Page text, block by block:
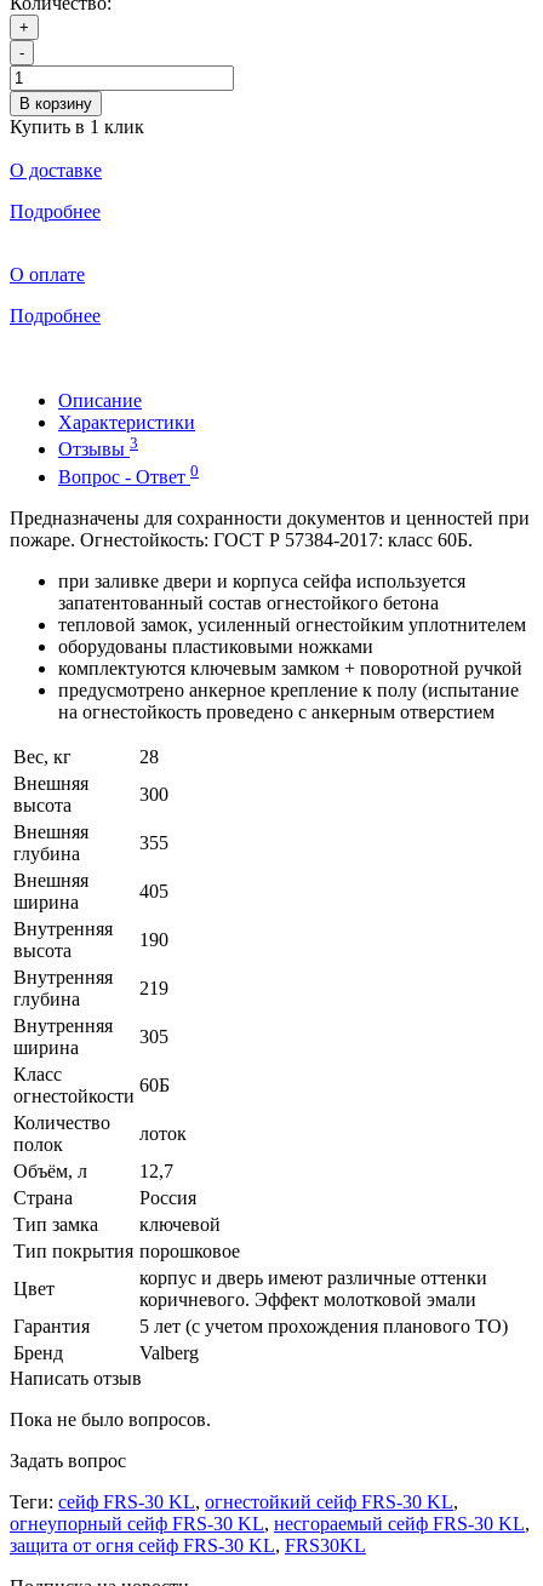
+
-
В корзину
Купить в 1 клик
О доставке
Подробнее
О оплате
Подробнее
Описание
Характеристики
Отзывы 3
Вопрос - Ответ 0
Предназначены для сохранности документов и ценностей при
пожаре. Огнестойкость: ГОСТ Р 57384-2017: класс 60Б.
при заливке двери и корпуса сейфа используется
запатентованный состав огнестойкого бетона
тепловой замок, усиленный огнестойким уплотнителем
оборудованы пластиковыми ножками
комплектуются ключевым замком + поворотной ручкой
предусмотрено анкерное крепление к полу (испытание
на огнестойкость проведено с анкерным отверстием
Вес, кг
28
Внешняя
высота
300
Внешняя
глубина
355
Внешняя
ширина
405
Внутренняя
высота
190
Внутренняя
глубина
219
Внутренняя
ширина
305
Класс
огнестойкости
60Б
Количество
полок
лоток
Объём, л
12,7
Страна
Россия
Тип замка
ключевой
Тип покрытия порошковое
Цвет
корпус и дверь имеют различные оттенки
коричневого. Эффект молотковой эмали
Гарантия
5 лет (с учетом прохождения планового ТО)
Бренд
Valberg
Написать отзыв
Пока не было вопросов.
Задать вопрос
Теги: сейф FRS-30 KL, огнестойкий сейф FRS-30 KL,
огнеупорный сейф FRS-30 KL, несгораемый сейф FRS-30 KL,
защита от огня сейф FRS-30 KL, FRS30KL